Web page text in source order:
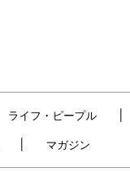
ライフ・ピープル
マガジン